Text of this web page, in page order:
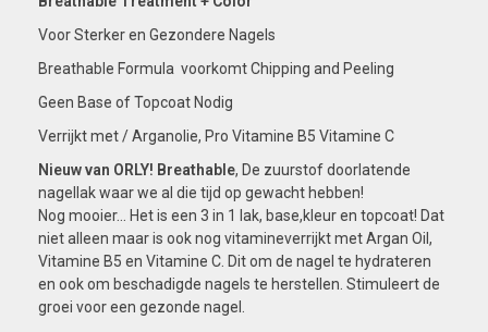
Voor Sterker en Gezondere Nagels
Breathable Formula voorkomt Chipping and Peeling
Geen Base of Topcoat Nodig
Verrijkt met / Arganolie, Pro Vitamine B5 Vitamine C
Nieuw van ORLY! Breathable, De zuurstof doorlatende
nagellak waar we al die tijd op gewacht hebben!
Nog mooier... Het is een 3 in 1 lak, base,kleur en topcoat! Dat
niet alleen maar is ook nog vitamineverrijkt met Argan Oil,
Vitamine B5 en Vitamine C. Dit om de nagel te hydrateren
en ook om beschadigde nagels te herstellen. Stimuleert de
groei voor een gezonde nagel.